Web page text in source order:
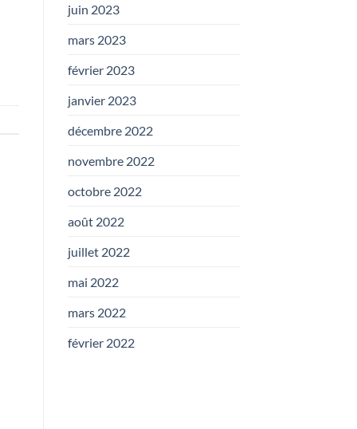
juin 2023
mars 2023
février 2023
janvier 2023
décembre 2022
novembre 2022
octobre 2022
août 2022
juillet 2022
mai 2022
mars 2022
février 2022